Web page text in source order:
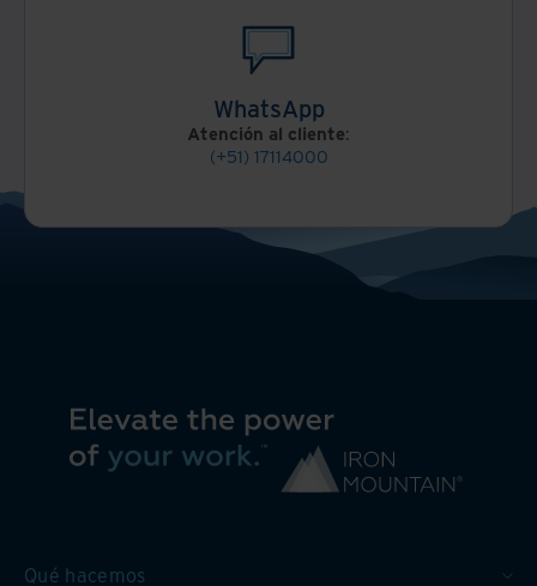
WhatsApp
Atención al cliente:
(+51) 17114000
Qué hacemos